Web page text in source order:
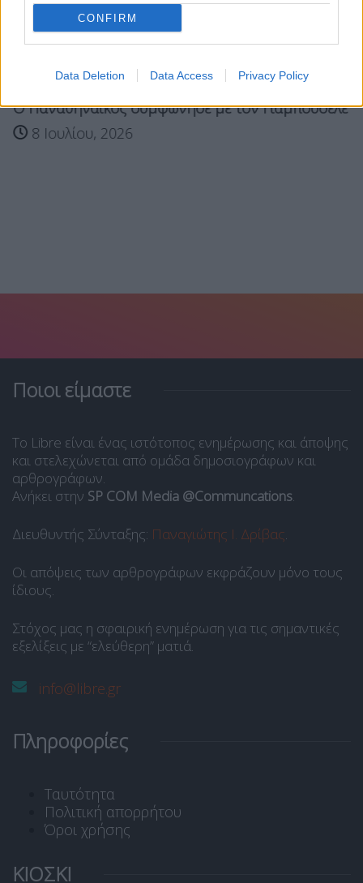
CONFIRM
Data Deletion Data Access Privacy Policy
Ο Παναθηναϊκός συμφώνησε με τον Γιαμπουσέλε
8 Ιουλίου, 2026
Ποιοι είμαστε
Το Libre είναι ένας ιστότοπος ενημέρωσης και άποψης
και στελεχώνεται από ομάδα δημοσιογράφων και
αρθρογράφων.
Ανήκει στην SP COM Media @Communcations.
Διευθυντής Σύνταξης: Παναγιώτης Ι. Δρίβας.
Οι απόψεις των αρθρογράφων εκφράζουν μόνο τους
ίδιους.
Στόχος μας η σφαιρική ενημέρωση για τις σημαντικές
εξελίξεις με “ελεύθερη” ματιά.
info@libre.gr
Πληροφορίες
Ταυτότητα
Πολιτική απορρήτου
Όροι χρήσης
ΚΙΟΣΚΙ